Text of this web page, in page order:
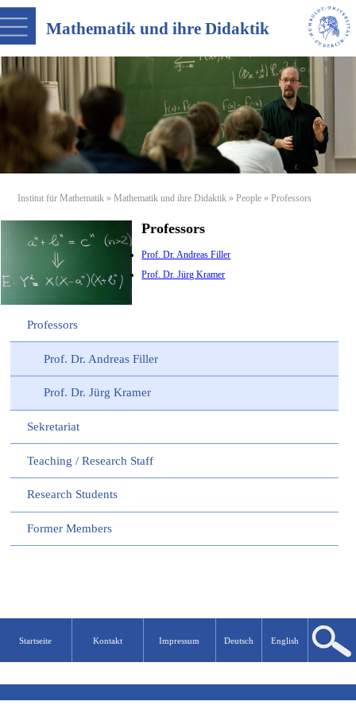
Mathematik und ihre Didaktik
Institut für Mathematik »Mathematik und ihre Didaktik »People » Professors
Professors
Prof. Dr. Andreas Filler
Prof. Dr. Jürg Kramer
Professors
Prof. Dr. Andreas Filler
Prof. Dr. Jürg Kramer
Sekretariat
Teaching / Research Staff
Research Students
Former Members
Startseite Kontakt Impressum Deutsch English